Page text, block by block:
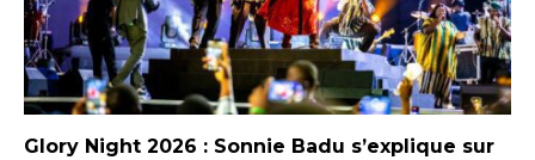
Glory Night 2026 : Sonnie Badu s’explique sur